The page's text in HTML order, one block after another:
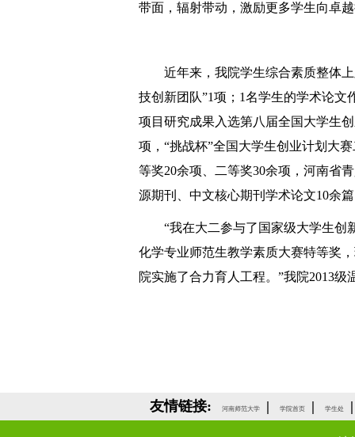
带面，辐射带动，激励更多学生向卓
近年来，我院学生综合素质整体
技创新团队”1项； 1名学生的学术论文
项目研究成果入选第八届全国大学生
项，“挑战杯”全国大学生创业计划大
等奖20余项、二等奖30余项，河南省
源期刊、中文核心期刊学术论文10余
“我在大二参与了国家级大学生创
化学专业师范生教学素质大赛特等奖
院实施了合力育人工程。”我院2013级
友情链接: 河南师范大学 | 学院首页 | 学生处 |